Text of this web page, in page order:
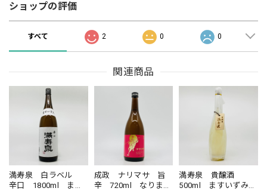
ショップの評価
すべて 2 0 0
関連商品
満寿泉 白ラベル
辛口 1800ml ます
成政 ナリマサ 旨
辛 720ml なりま
満寿泉 貴醸酒
500ml ますいずみ